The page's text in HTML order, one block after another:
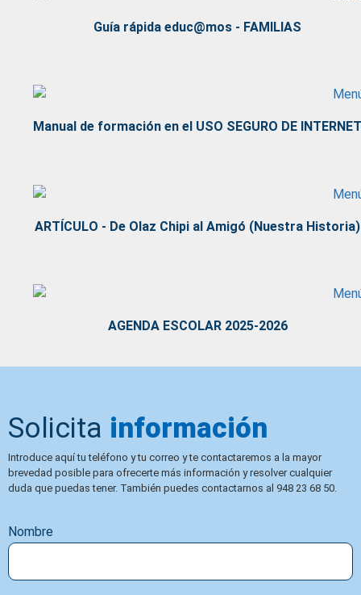
Guía rápida educ@mos - FAMILIAS
Manual de formación en el USO SEGURO DE
ARTÍCULO - De Olaz Chipi al Amigó (Nuestra Historia)
AGENDA ESCOLAR 2025-2026
Solicita información
Introduce aquí tu teléfono y tu correo y te contactaremos a la mayor
brevedad posible para ofrecerte más información y resolver cualquier
duda que puedas tener. También puedes contactarnos al 948 23 68 50.
Nombre